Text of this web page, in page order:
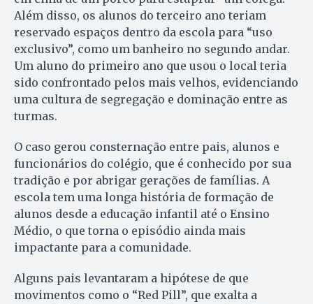
Além disso, os alunos do terceiro ano teriam
reservado espaços dentro da escola para “uso
exclusivo”, como um banheiro no segundo andar.
Um aluno do primeiro ano que usou o local teria
sido confrontado pelos mais velhos, evidenciando
uma cultura de segregação e dominação entre as
turmas.
O caso gerou consternação entre pais, alunos e
funcionários do colégio, que é conhecido por sua
tradição e por abrigar gerações de famílias. A
escola tem uma longa história de formação de
alunos desde a educação infantil até o Ensino
Médio, o que torna o episódio ainda mais
impactante para a comunidade.
Alguns pais levantaram a hipótese de que
movimentos como o “Red Pill”, que exalta a